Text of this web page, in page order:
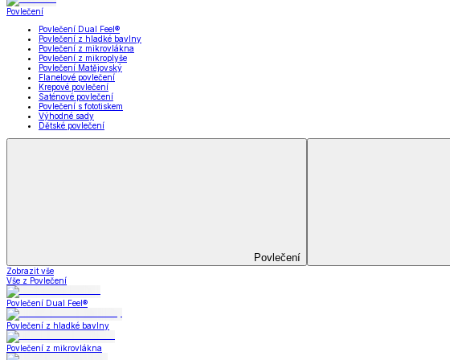
Koupelna
Koupelna
Ručníky a osušky
Zobrazit vše
Vše z Koupelna
Ručníky a osušky
Koupelnové předložky